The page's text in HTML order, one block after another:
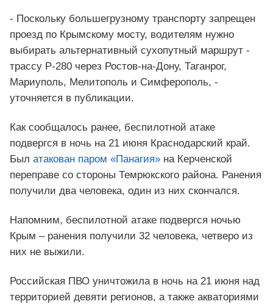
- Поскольку большегрузному транспорту запрещен
проезд по Крымскому мосту, водителям нужно
выбирать альтернативный сухопутный маршрут -
трассу Р-280 через Ростов-на-Дону, Таганрог,
Мариуполь, Мелитополь и Симферополь, -
уточняется в публикации.
Как сообщалось ранее, беспилотной атаке
подвергся в ночь на 21 июня Краснодарский край.
Был атакован паром «Панагия» на Керченской
переправе со стороны Темрюкского района. Ранения
получили два человека, один из них скончался.
Напомним, беспилотной атаке подвергся ночью
Крым – ранения получили 32 человека, четверо из
них не выжили.
Российская ПВО уничтожила в ночь на 21 июня над
территорией девяти регионов, а также акваториями